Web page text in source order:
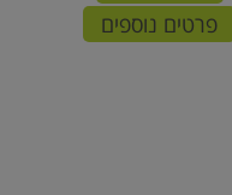
פרטים נוספים